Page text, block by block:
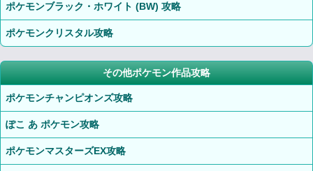
ポケモンブラック・ホワイト (BW) 攻略
ポケモンクリスタル攻略
その他ポケモン作品攻略
ポケモンチャンピオンズ攻略
ぽこ あ ポケモン攻略
ポケモンマスターズEX攻略